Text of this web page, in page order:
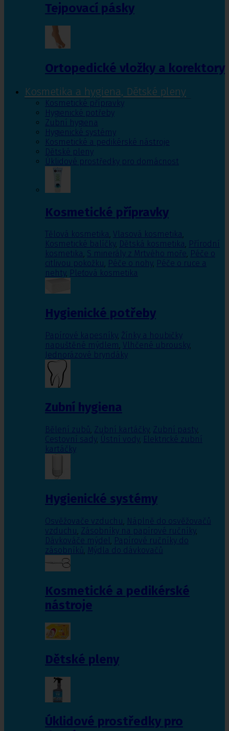
Tejpovací pásky
Ortopedické vložky a korektory
Kosmetika a hygiena, Dětské pleny
Kosmetické přípravky
Hygienické potřeby
Zubní hygiena
Hygienické systémy
Kosmetické a pedikérské nástroje
Dětské pleny
Úklidové prostředky pro domácnost
Kosmetické přípravky
Tělová kosmetika, Vlasová kosmetika,
Kosmetické balíčky, Dětská kosmetika, Přírodní
kosmetika, S minerály z Mrtvého moře, Péče o
citlivou pokožku, Péče o nohy, Péče o ruce a
nehty, Pleťová kosmetika
Hygienické potřeby
Papírové kapesníky, Žínky a houbičky
napuštěné mýdlem, Vlhčené ubrousky,
Jednorázové bryndáky
Zubní hygiena
Bělení zubů, Zubní kartáčky, Zubní pasty,
Cestovní sady, Ústní vody, Elektrické zubní
kartáčky
Hygienické systémy
Osvěžovače vzduchu, Náplně do osvěžovačů
vzduchu, Zásobníky na papírové ručníky,
Dávkováče mýdel, Papírové ručníky do
zásobníků, Mýdla do dávkovačů
Kosmetické a pedikérské
nástroje
Dětské pleny
Úklidové prostředky pro